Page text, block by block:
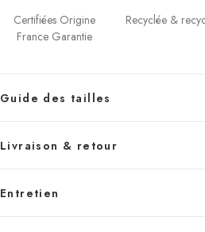
Certifiées Origine
France Garantie
Recyclée &
Guide des tailles
Livraison & retour
Entretien